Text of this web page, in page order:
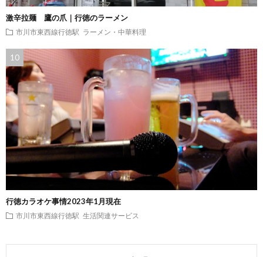
激辛拉麺 鷹の爪｜行徳のラーメン
市川市東西線行徳駅 ラーメン・中華料理
行徳カラオケ事情2023年1月現在
市川市東西線行徳駅 生活関連サービス